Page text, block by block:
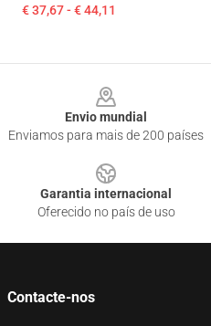
€ 37,67 - € 44,11
Envio mundial
Enviamos para mais de 200 países
Garantia internacional
Oferecido no país de uso
Contacte-nos